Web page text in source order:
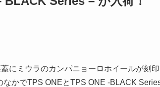
にミウラのカンパニョーロホイールが刻
かでTPS ONEとTPS ONE -BLACK